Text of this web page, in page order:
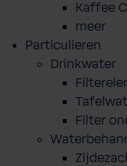
Kaffee
meer
Particulieren
Drinkwater
Filter